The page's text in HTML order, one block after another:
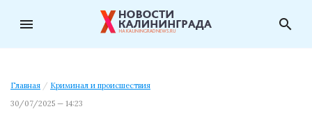
menu search
Главная / Криминал и происшествия
30/07/2025 — 14:23